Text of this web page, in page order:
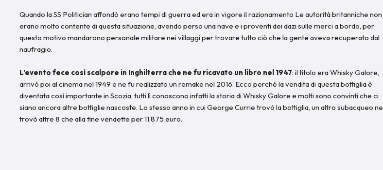
Quando la SS Politician affondò erano tempi di guerra ed era in vigore il razionamento Le autorità britanniche non
erano molto contente di questa situazione, avendo perso una nave e i proventi dei dazi sulle merci a bordo, per
questo motivo mandarono personale militare nei villaggi per trovare tutto ciò che la gente aveva recuperato dal
naufragio.
L’evento fece così scalpore in Inghilterra che ne fu ricavato un libro nel 1947: il titolo era Whisky Galore,
arrivò poi al cinema nel 1949 e ne fu realizzato un remake nel 2016. Ecco perché la vendita di questa bottiglia è
diventata così importante in Scozia, tutti lì conoscono infatti la storia di Whisky Galore e molti sono convinti che ci
siano ancora altre bottiglie nascoste. Lo stesso anno in cui George Currie trovò la bottiglia, un altro subacqueo ne
trovò altre 8 che alla fine vendette per 11.875 euro.